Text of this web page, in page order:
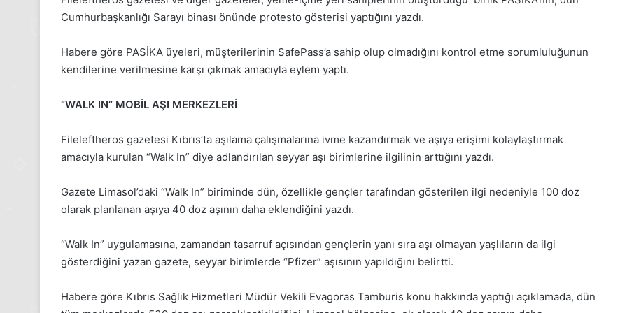
Cumhurbaşkanlığı Sarayı binası önünde protesto gösterisi yaptığını yazdı.
Habere göre PASİKA üyeleri, müşterilerinin SafePass’a sahip olup olmadığını kontrol etme sorumluluğunun
kendilerine verilmesine karşı çıkmak amacıyla eylem yaptı.
“WALK IN” MOBİL AŞI MERKEZLERİ
Fileleftheros gazetesi Kıbrıs’ta aşılama çalışmalarına ivme kazandırmak ve aşıya erişimi kolaylaştırmak
amacıyla kurulan “Walk In” diye adlandırılan seyyar aşı birimlerine ilgilinin arttığını yazdı.
Gazete Limasol’daki “Walk In” biriminde dün, özellikle gençler tarafından gösterilen ilgi nedeniyle 100 doz
olarak planlanan aşıya 40 doz aşının daha eklendiğini yazdı.
“Walk In” uygulamasına, zamandan tasarruf açısından gençlerin yanı sıra aşı olmayan yaşlıların da ilgi
gösterdiğini yazan gazete, seyyar birimlerde “Pfizer” aşısının yapıldığını belirtti.
Habere göre Kıbrıs Sağlık Hizmetleri Müdür Vekili Evagoras Tamburis konu hakkında yaptığı açıklamada, dün
Kasım
Pazartesi
Gıynık
Medya
manşetleri
24 Kasım Pazartesi 2025, Gıynık
Aralık
Pazartesi
Gıynık